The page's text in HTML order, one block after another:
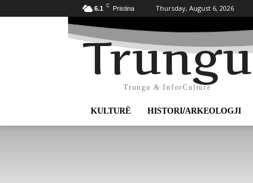
6.1 C Pristina Thursday, August 6, 2026
Trungu
Trungu & InforCulture
KULTURË HISTORI/ARKEOLOGJI